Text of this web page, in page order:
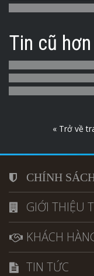
Tin cũ
« Trở về
CHÍNH
GIỚI THIỆU
KHÁCH
TIN TỨC